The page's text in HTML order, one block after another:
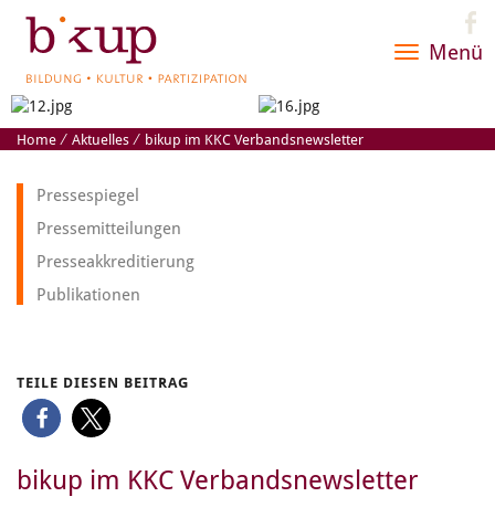
Menü
Toggle
Home⁄ Aktuelles⁄ bikup im KKC Verbandsnewsletter
Pressespiegel
Pressemitteilungen
Presseakkreditierung
Publikationen
TEILE DIESEN BEITRAG
bikup im KKC Verbandsnewsletter